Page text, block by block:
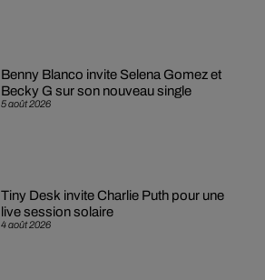
5 août 2026
Benny Blanco invite Selena Gomez et
Becky G sur son nouveau single
4 août 2026
Tiny Desk invite Charlie Puth pour une
live session solaire